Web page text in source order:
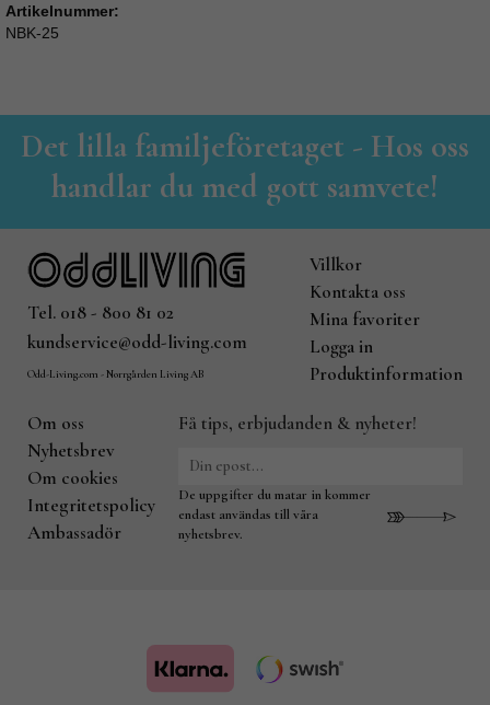
Artikelnummer:
NBK-25
Det lilla familjeföretaget - Hos oss
handlar du med gott samvete!
Tel. 018 - 800 81 02
kundservice@odd-living.com
Odd-Living.com - Norrgården Living AB
Villkor
Kontakta oss
Mina favoriter
Logga in
Produktinformation
Om oss
Nyhetsbrev
Om cookies
Integritetspolicy
Ambassadör
Få tips, erbjudanden & nyheter!
De uppgifter du matar in kommer
endast användas till våra
nyhetsbrev.